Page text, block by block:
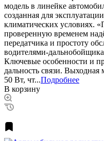
модель в линейке
созданная для
климатических условиях.
проверенную временем
передатчика и простоту
водителями-
Ключевые особенности и
дальность связи. Выходная
50 Вт, чт...Подробнее
В корзину